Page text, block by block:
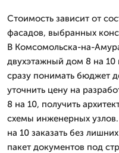
Стоимость зависит от
фасадов, выбранных
В Комсомольска-на-
двухэтажный дом 8 на 10
сразу понимать бюджет
уточнить цену на
8 на 10, получить
схемы инженерных
на 10 заказать без
пакет документов под